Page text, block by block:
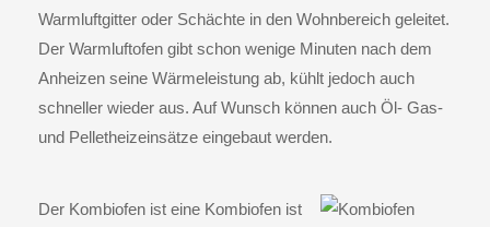
Warmluftgitter oder Schächte in den Wohnbereich geleitet.
Der Warmluftofen gibt schon wenige Minuten nach dem
Anheizen seine Wärmeleistung ab, kühlt jedoch auch
schneller wieder aus. Auf Wunsch können auch Öl- Gas-
und Pelletheizeinsätze eingebaut werden.
Der Kombiofen ist eine Kombiofen ist